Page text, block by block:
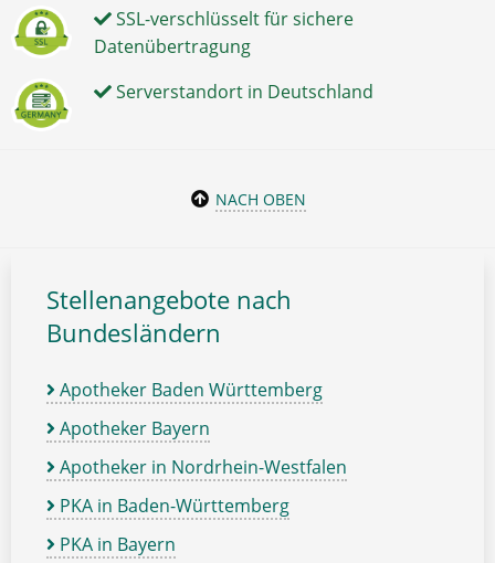
SSL-verschlüsselt für sichere
Datenübertragung
Serverstandort in Deutschland
NACH OBEN
Stellenangebote nach
Bundesländern
Apotheker Baden Württemberg
Apotheker Bayern
Apotheker in Nordrhein-Westfalen
PKA in Baden-Württemberg
PKA in Bayern